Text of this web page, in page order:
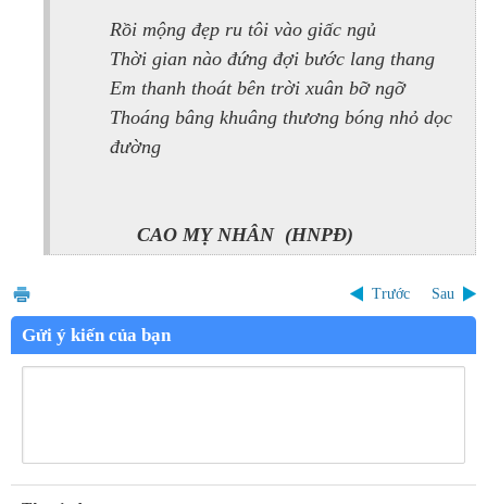
Rồi mộng đẹp ru tôi vào giấc ngủ
Thời gian nào đứng đợi bước lang thang
Em thanh thoát bên trời xuân bỡ ngỡ
Thoáng bâng khuâng thương bóng nhỏ dọc
đường
CAO MỴ NHÂN (HNPĐ)
Trước Sau
Gửi ý kiến của bạn